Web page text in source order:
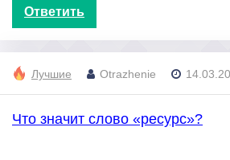
Ответить
Лучшие Otrazhenie
Что значит слово «ресурс»?